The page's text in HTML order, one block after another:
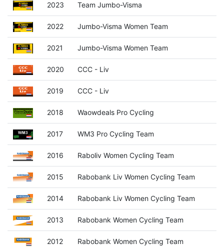
2023 Team Jumbo-Visma
2022 Jumbo-Visma Women Team
2021 Jumbo-Visma Women Team
2020 CCC - Liv
2019 CCC - Liv
2018 Waowdeals Pro Cycling
2017 WM3 Pro Cycling Team
2016 Raboliv Women Cycling Team
2015 Rabobank Liv Women Cycling Team
2014 Rabobank Liv Women Cycling Team
2013 Rabobank Women Cycling Team
2012 Rabobank Women Cycling Team